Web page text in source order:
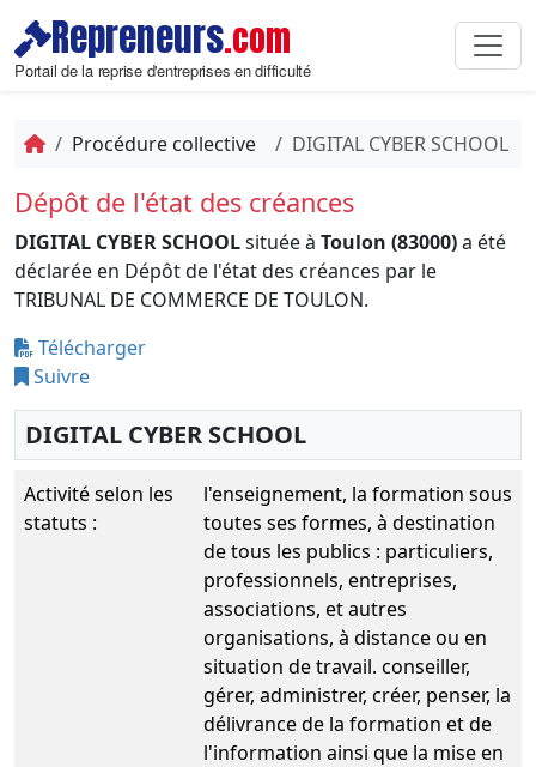
Repreneurs.com
Portail de la reprise d'entreprises en difficulté
Procédure collective DIGITAL CYBER SCHOOL
Dépôt de l'état des créances
DIGITAL CYBER SCHOOLsituée à Toulon (83000)a été
déclarée en Dépôt de l'état des créances par le
TRIBUNAL DE COMMERCE DE TOULON.
Télécharger
Suivre
DIGITAL CYBER SCHOOL
Activité selon les
statuts :
l'enseignement, la formation sous
toutes ses formes, à destination
de tous les publics : particuliers,
professionnels, entreprises,
associations, et autres
organisations, à distance ou en
situation de travail. conseiller,
gérer, administrer, créer, penser, la
délivrance de la formation et de
l'information ainsi que la mise en